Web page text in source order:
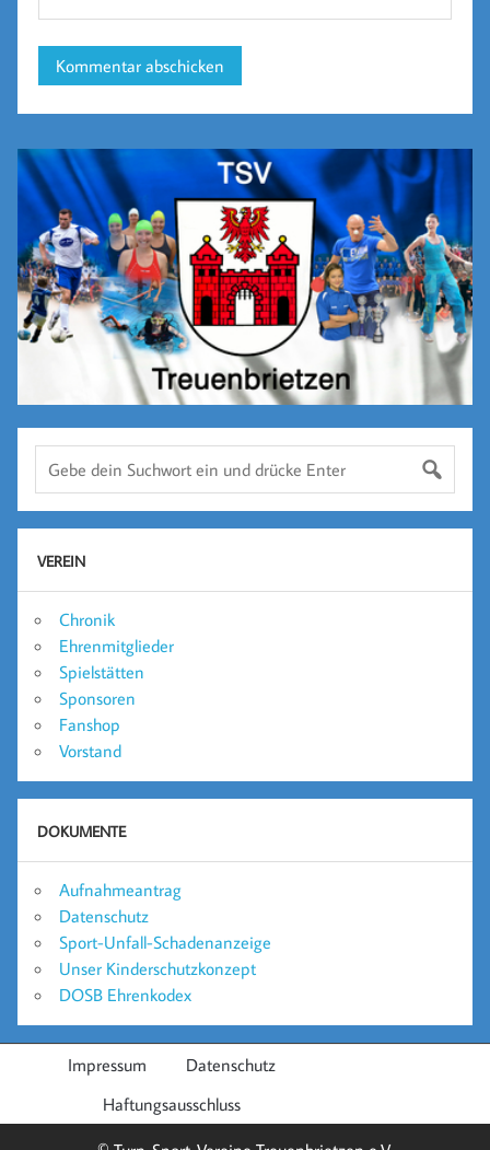
VEREIN
Chronik
Ehrenmitglieder
Spielstätten
Sponsoren
Fanshop
Vorstand
DOKUMENTE
Aufnahmeantrag
Datenschutz
Sport-Unfall-Schadenanzeige
Unser Kinderschutzkonzept
DOSB Ehrenkodex
Impressum
Datenschutz
Haftungsausschluss